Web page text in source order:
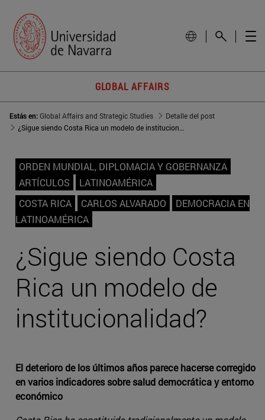
GLOBAL AFFAIRS
Estás en:Global Affairs and Strategic Studies
Detalle del post
¿Sigue siendo Costa Rica un modelo de institucionalidad?
ORDEN MUNDIAL, DIPLOMACIA Y GOBERNANZA
ARTÍCULOS
LATINOAMÉRICA
COSTA RICA
CARLOS ALVARADO
DEMOCRACIA EN
LATINOAMÉRICA
¿Sigue siendo Costa
Rica un modelo de
institucionalidad?
El deterioro de los últimos años parece hacerse corregido
en varios indicadores sobre salud democrática y entorno
económico